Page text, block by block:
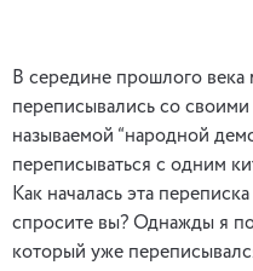
В середине прошлого
переписывались со своими
называемой “народной
переписываться с одним
Как началась эта
спросите вы? Однажды я
который уже